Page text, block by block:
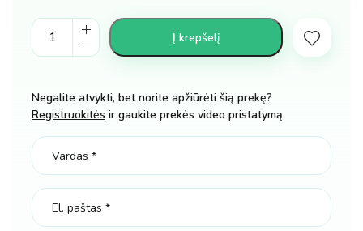
Original
price
29.54 €.
Current
price
14.77 €.
Magnetinis
konstruktorius
Į krepšelį
Negalite atvykti, bet norite apžiūrėti šią prekę?
Registruokitės ir gaukite prekės video pristatymą.